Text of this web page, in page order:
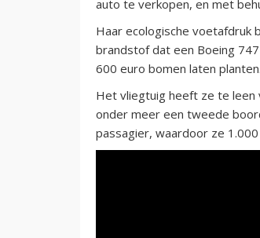
auto te verkopen, en met
Haar ecologische voetafdruk
brandstof dat een Boeing
600 euro bomen laten planten.
Het vliegtuig heeft ze te leen
onder meer een tweede
passagier, waardoor ze